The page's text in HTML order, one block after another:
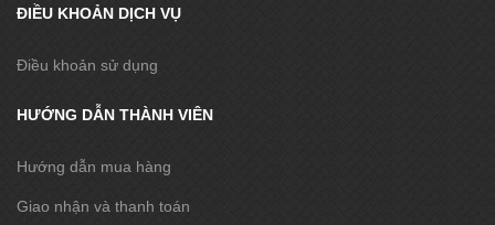
ĐIỀU KHOẢN DỊCH VỤ
Điều khoản sử dụng
HƯỚNG DẪN THÀNH VIÊN
Hướng dẫn mua hàng
Giao nhận và thanh toán